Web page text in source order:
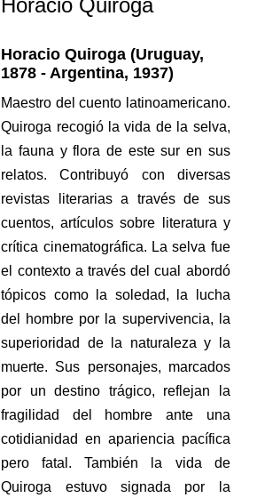
Horacio Quiroga (Uruguay,
1878 - Argentina, 1937)
Maestro del cuento latinoamericano.
Quiroga recogió la vida de la selva,
la fauna y flora de este sur en sus
relatos. Contribuyó con diversas
revistas literarias a través de sus
cuentos, artículos sobre literatura y
crítica cinematográfica. La selva fue
el contexto a través del cual abordó
tópicos como la soledad, la lucha
del hombre por la supervivencia, la
superioridad de la naturaleza y la
muerte. Sus personajes, marcados
por un destino trágico, reflejan la
fragilidad del hombre ante una
cotidianidad en apariencia pacífica
pero fatal. También la vida de
Quiroga estuvo signada por la